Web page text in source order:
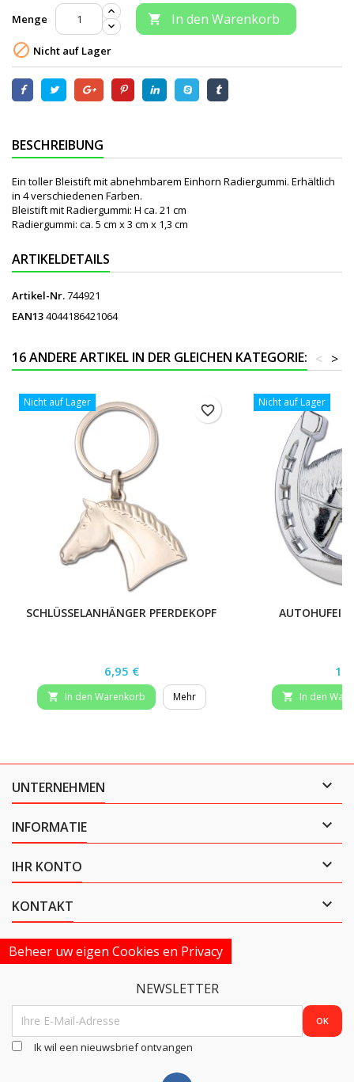
Menge  In den Warenkorb
 Nicht auf Lager
BESCHREIBUNG
Ein toller Bleistift mit abnehmbarem Einhorn Radiergummi. Erhältlich
in 4 verschiedenen Farben.
Bleistift mit Radiergummi: H ca. 21 cm
Radiergummi: ca. 5 cm x 3 cm x 1,3 cm
ARTIKELDETAILS
Artikel-Nr.744921
EAN134044186421064
16 ANDERE ARTIKEL IN DER GLEICHEN KATEGORIE: >
<
Nicht auf Lager
SCHLÜSSELANHÄNGER PFERDEKOPF
Preis
6,95 €
 In den Warenkorb Mehr
favorite_border
Nicht auf Lager
 In den
UNTERNEHMEN 
INFORMATIE 
IHR KONTO 
KONTAKT 
Beheer uw eigen Cookies en Privacy
NEWSLETTER
Ik wil een nieuwsbrief ontvangen